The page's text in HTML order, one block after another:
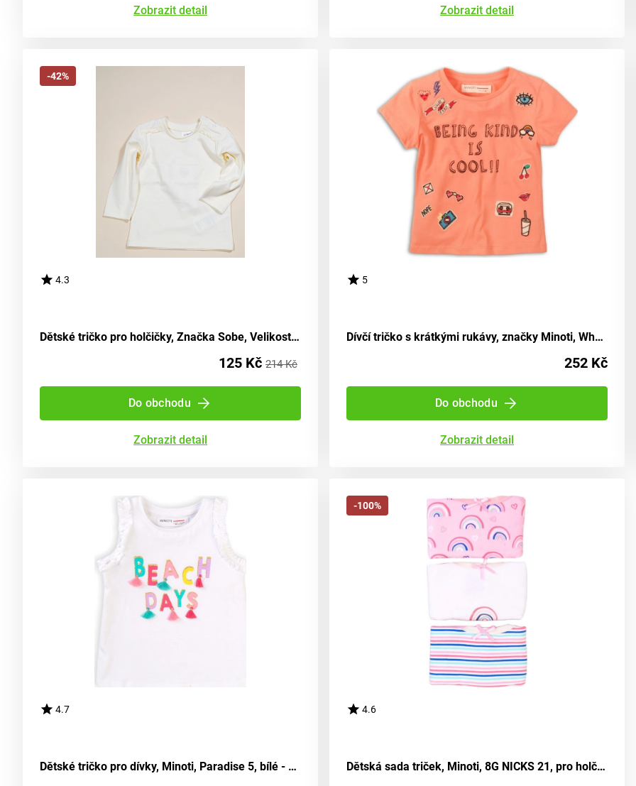
Zobrazit detail Zobrazit detail
-42%
4.3
Dětské tričko pro holčičky, Značka Sobe, Velikost 98 cm, Barva světlá - Věk 3 roky
125 Kč 214 Kč
Do obchodu
Zobrazit detail
5
Dívčí tričko s krátkými rukávy, značky Minoti, Whoa 6, odstín růžové barvy - velikost 152/158 | pro děti ve věku 12 až 13 let
252 Kč
Do obchodu
Zobrazit detail
4.7
Dětské tričko pro dívky, Minoti, Paradise 5, bílé - velikost 86/92 | 18-24 měsíců
-100%
4.6
Dětská sada triček, Minoti, 8G NICKS 21, pro holčičku - velikost 92/98 | vhodné pro věk 2-3 let